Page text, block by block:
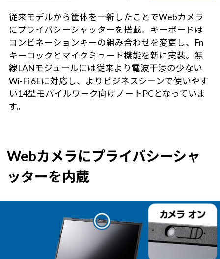
従来モデルから筐体を一新したことでWebカメラ
にプライバシーシャッターを搭載。キーボードは
コンビネーションキーの組み合わせを変更し、Fn
キーロックとマイクミュート機能を新に実装。無
線LANモジュールには従来より電波干渉の少ない
Wi-Fi 6Eに対応し、よりビジネスシーンで使いやす
い14型モバイルワーク向けノートPCとなっていま
す。
Webカメラにプライバシーシャ
ッターを内蔵